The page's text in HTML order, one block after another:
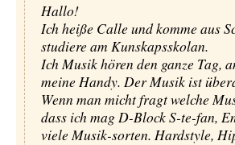
Hallo!
Ich heiße Calle und komme aus
studiere am Kunskapsskolan.
Ich Musik hören den ganze Tag,
meine Handy. Der Musik ist
Wenn man micht fragt welche
dass ich mag D-Block S-te-fan,
viele Musik-sorten. Hardstyle,